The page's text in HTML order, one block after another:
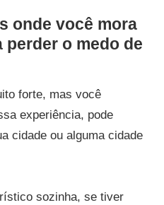
onde você mora
perder o medo de
forte, mas você
experiência, pode
cidade ou alguma cidade
sozinha, se tiver